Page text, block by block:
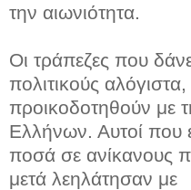
την αιωνιότητα.
Οι τράπεζες που
πολιτικούς
προικοδοτηθούν με
Ελλήνων. Αυτοί που
ποσά σε ανίκανους
μετά λεηλάτησαν με